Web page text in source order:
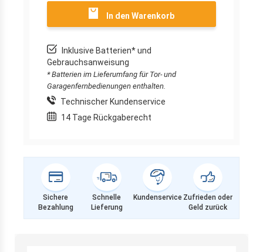
In den Warenkorb
Inklusive Batterien* und
Gebrauchsanweisung
* Batterien im Lieferumfang für Tor- und
Garagenfernbedienungen enthalten.
Technischer Kundenservice
14 Tage Rückgaberecht
Sichere
Bezahlung
Schnelle
Lieferung
Kundenservice Zufrieden oder
Geld zurück